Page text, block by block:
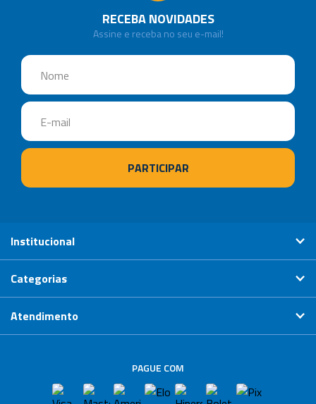
RECEBA NOVIDADES
Assine e receba no seu e-mail!
Institucional
Categorias
Atendimento
PAGUE COM